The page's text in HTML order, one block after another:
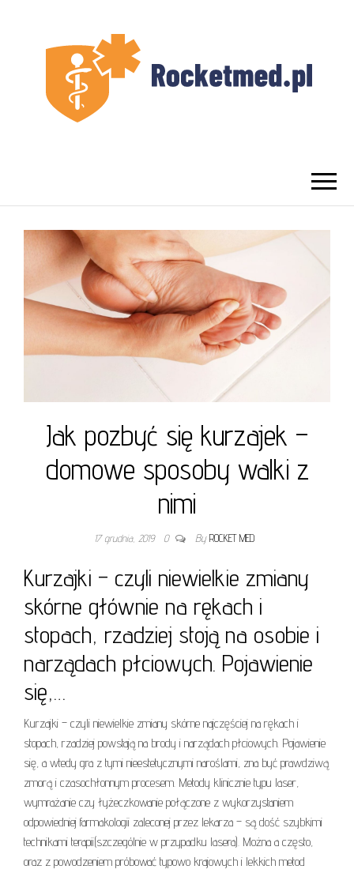
WARSZAWA
Jak pozbyć się kurzajek –
domowe sposoby walki z
nimi
17 grudnia, 2019 0 By ROCKET MED
Kurzajki – czyli niewielkie zmiany
skórne głównie na rękach i
stopach, rzadziej stoją na osobie i
narządach płciowych. Pojawienie
się,…
Kurzajki – czyli niewielkie zmiany skórne najczęściej na rękach i
stopach, rzadziej powstają na brody i narządach płciowych. Pojawienie
się, a wtedy gra z tymi nieestetycznymi naroślami, zna być prawdziwą
zmorą i czasochłonnym procesem. Metody klinicznie typu laser,
wymrażanie czy łyżeczkowanie połączone z wykorzystaniem
odpowiedniej farmakologii zaleconej przez lekarza – są dość szybkimi
technikami terapii(szczególnie w przypadku lasera). Można a często,
oraz z powodzeniem próbować typowo krajowych i lekkich metod